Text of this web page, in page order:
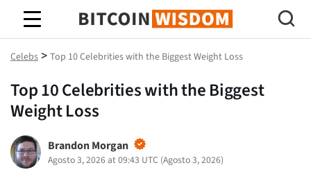
Saggezza Bitcoin
Celebs > Top 10 Celebrities with the Biggest Weight Loss
Top 10 Celebrities with the Biggest
Weight Loss
Brandon Morgan
Agosto 3, 2026 at 09:43 UTC (Agosto 3, 2026)